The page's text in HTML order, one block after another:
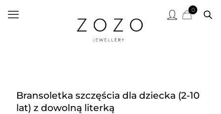
0
Bransoletka szczęścia dla dziecka (2-10
lat) z dowolną literką